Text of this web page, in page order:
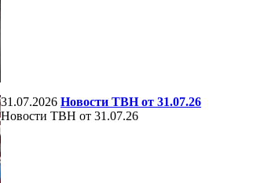
31.07.2026 Новости ТВН от 31.07.26
Новости ТВН от 31.07.26